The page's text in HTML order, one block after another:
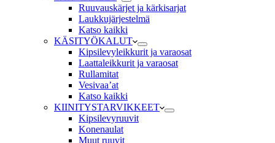
Ruuvauskärjet ja kärkisarjat
Laukkujärjestelmä
Katso kaikki
KÄSITYÖKALUT
Kipsilevyleikkurit ja varaosat
Laattaleikkurit ja varaosat
Rullamitat
Vesivaa’at
Katso kaikki
KIINITYSTARVIKKEET
Kipsilevyruuvit
Konenaulat
Muut ruuvit